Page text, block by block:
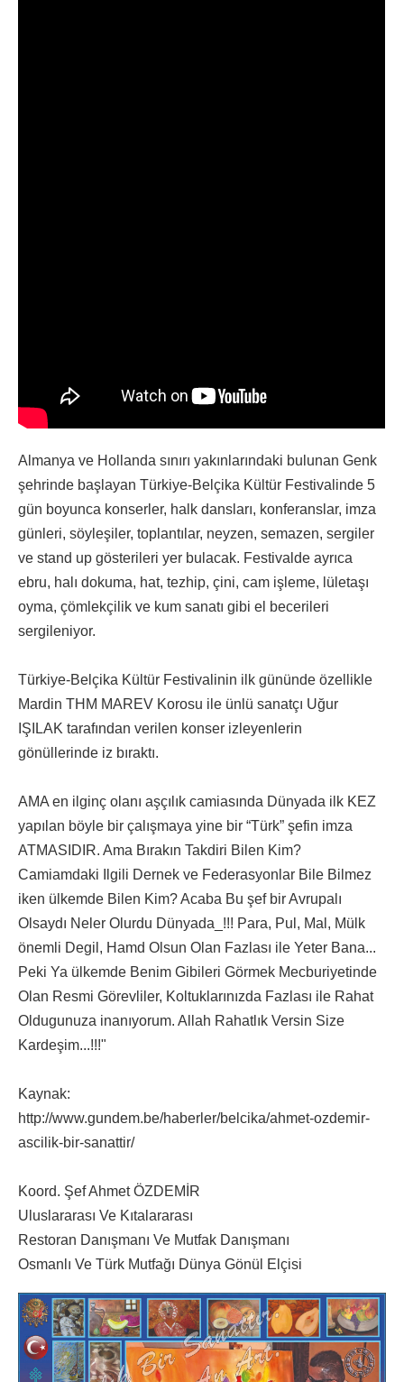
Almanya ve Hollanda sınırı yakınlarındaki bulunan Genk
şehrinde başlayan Türkiye-Belçika Kültür Festivalinde 5
gün boyunca konserler, halk dansları, konferanslar, imza
günleri, söyleşiler, toplantılar, neyzen, semazen, sergiler
ve stand up gösterileri yer bulacak. Festivalde ayrıca
ebru, halı dokuma, hat, tezhip, çini, cam işleme, lületaşı
oyma, çömlekçilik ve kum sanatı gibi el becerileri
sergileniyor.
Türkiye-Belçika Kültür Festivalinin ilk gününde özellikle
Mardin THM MAREV Korosu ile ünlü sanatçı Uğur
IŞILAK tarafından verilen konser izleyenlerin
gönüllerinde iz bıraktı.
AMA en ilginç olanı aşçılık camiasında Dünyada ilk KEZ
yapılan böyle bir çalışmaya yine bir “Türk” şefin imza
ATMASIDIR. Ama Bırakın Takdiri Bilen Kim?
Camiamdaki Ilgili Dernek ve Federasyonlar Bile Bilmez
iken ülkemde Bilen Kim? Acaba Bu şef bir Avrupalı
Olsaydı Neler Olurdu Dünyada_!!! Para, Pul, Mal, Mülk
önemli Degil, Hamd Olsun Olan Fazlası ile Yeter Bana...
Peki Ya ülkemde Benim Gibileri Görmek Mecburiyetinde
Olan Resmi Görevliler, Koltuklarınızda Fazlası ile Rahat
Oldugunuza inanıyorum. Allah Rahatlık Versin Size
Kardeşim...!!!"
Kaynak:
http://www.gundem.be/haberler/belcika/ahmet-ozdemir-
ascilik-bir-sanattir/
Koord. Şef Ahmet ÖZDEMİR
Uluslararası Ve Kıtalararası
Restoran Danışmanı Ve Mutfak Danışmanı
Osmanlı Ve Türk Mutfağı Dünya Gönül Elçisi